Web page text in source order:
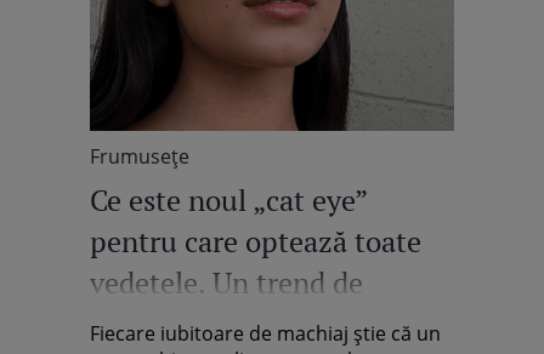
Frumuseţe
Ce este noul „cat eye”
pentru care optează toate
vedetele. Un trend de
machiaj de pe TikTok, mult
Fiecare iubitoare de machiaj știe că un